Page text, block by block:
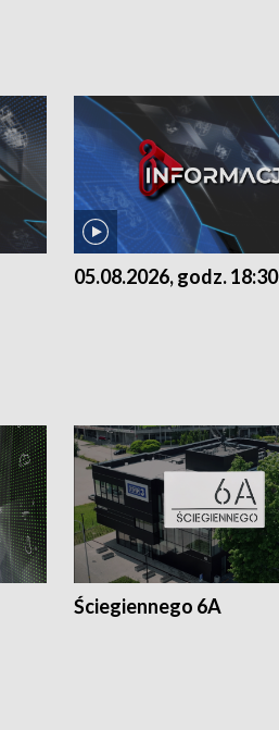
05.08.2026, godz. 18:30
Ściegiennego 6A